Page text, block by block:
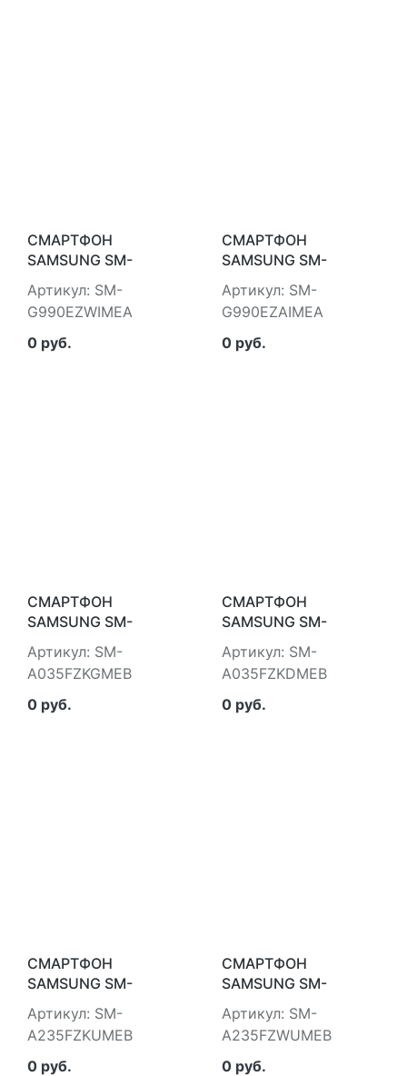
СМАРТФОН
SAMSUNG SM-
G990EZWIMEA
Артикул: SM-
G990EZWIMEA
0 руб.
СМАРТФОН
SAMSUNG SM-
G990EZAIMEA
Артикул: SM-
G990EZAIMEA
0 руб.
СМАРТФОН
SAMSUNG SM-
A035FZKGMEB
Артикул: SM-
A035FZKGMEB
0 руб.
СМАРТФОН
SAMSUNG SM-
A035FZKDMEB
Артикул: SM-
A035FZKDMEB
0 руб.
СМАРТФОН
SAMSUNG SM-
A235FZKUMEB
Артикул: SM-
A235FZKUMEB
0 руб.
СМАРТФОН
SAMSUNG SM-
A235FZWUMEB
Артикул: SM-
A235FZWUMEB
0 руб.